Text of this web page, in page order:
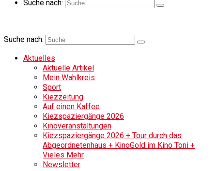
Suche nach:
Suche nach:
Aktuelles
Aktuelle Artikel
Mein Wahlkreis
Sport
Kiezzeitung
Auf einen Kaffee
Kiezspaziergänge 2026
Kinoveranstaltungen
Kiezspaziergänge 2026 + Tour durch das
Abgeordnetenhaus + KinoGold im Kino Toni +
Vieles Mehr
Newsletter